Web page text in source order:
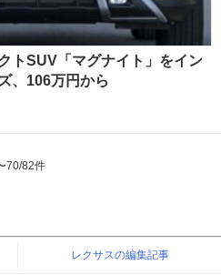
トSUV「マグナイト」をイン
、106万円から
70/82件
レクサスの編集記事